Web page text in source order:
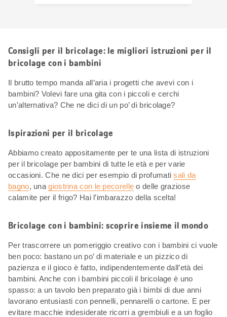
Consigli per il bricolage: le migliori istruzioni per il
bricolage con i bambini
Il brutto tempo manda all’aria i progetti che avevi con i
bambini? Volevi fare una gita con i piccoli e cerchi
un’alternativa? Che ne dici di un po’ di bricolage?
Ispirazioni per il bricolage
Abbiamo creato appositamente per te una lista di istruzioni
per il bricolage per bambini di tutte le età e per varie
occasioni. Che ne dici per esempio di profumatisali da
bagno, unagiostrina con le pecorelle o delle graziose
calamite per il frigo? Hai l’imbarazzo della scelta!
Bricolage con i bambini: scoprire insieme il mondo
Per trascorrere un pomeriggio creativo con i bambini ci vuole
ben poco: bastano un po’ di materiale e un pizzico di
pazienza e il gioco è fatto, indipendentemente dall’età dei
bambini. Anche con i bambini piccoli il bricolage è uno
spasso: a un tavolo ben preparato già i bimbi di due anni
lavorano entusiasti con pennelli, pennarelli o cartone. E per
evitare macchie indesiderate ricorri a grembiuli e a un foglio